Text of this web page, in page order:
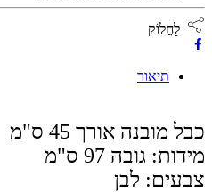
לַחֲלוֹק
תיאור
כבל מובנה אורך 45 ס"מ
מידות: גובה 97 ס"מ
צבעים: לבן